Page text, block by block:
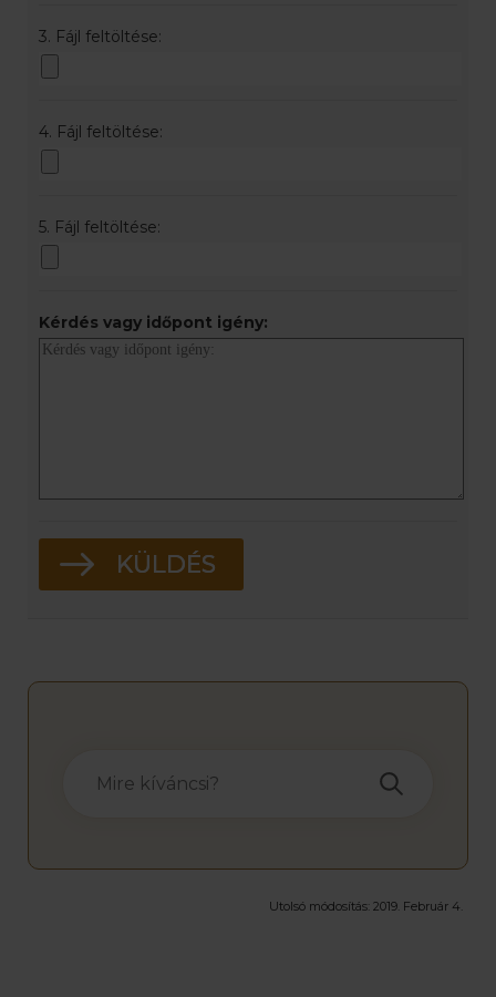
3. Fájl feltöltése:
4. Fájl feltöltése:
5. Fájl feltöltése:
Kérdés vagy időpont igény:
Utolsó módosítás: 2019. Február 4.